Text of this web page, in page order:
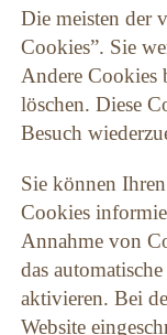
Die meisten der
Cookies”. Sie
Andere Cookies
löschen. Diese
Besuch
Sie können
Cookies
Annahme von
das
aktivieren. Bei
Website